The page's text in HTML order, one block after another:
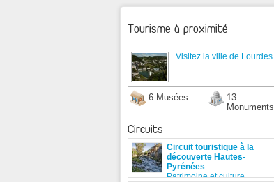
Tourisme à proximité
Visitez la ville de Lourdes
6 Musées
13
Monuments
Circuits
Circuit touristique à la
découverte Hautes-
Pyrénées
Patrimoine et culture